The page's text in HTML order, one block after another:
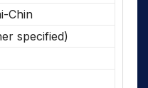
Chin
specified)